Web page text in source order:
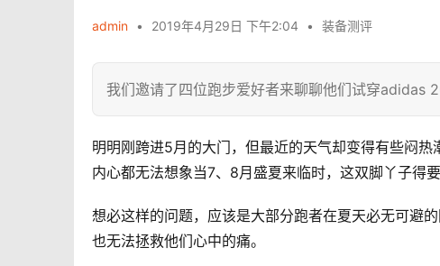
admin • 2019年4月29日 下午2:04 • 装备测评
我们邀请了四位跑步爱好者来聊聊他们试穿adidas
明明刚跨进5月的大门，但最近的天气却变得有些闷
内心都无法想象当7、8月盛夏来临时，这双脚丫子得要
想必这样的问题，应该是大部分跑者在夏天必无可避
也无法拯救他们心中的痛。